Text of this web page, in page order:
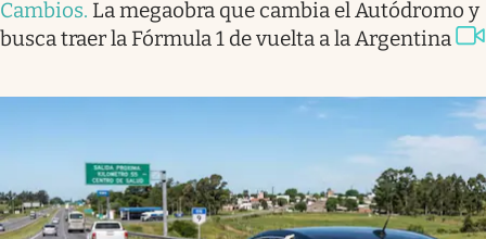
Cambios. La megaobra que cambia el Autódromo y
busca traer la Fórmula 1 de vuelta a la Argentina